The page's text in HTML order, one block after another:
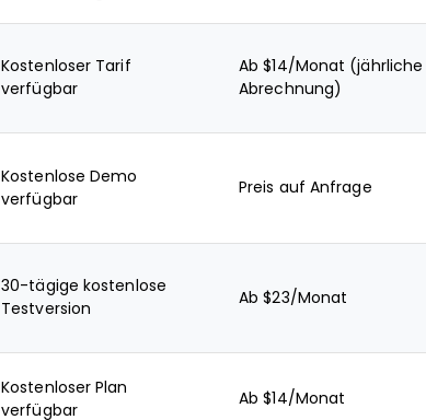
Kostenloser Tarif
verfügbar
Ab $14/Monat (jährliche
Abrechnung)
Kostenlose Demo
verfügbar
Preis auf Anfrage
30-tägige kostenlose
Testversion
Ab $23/Monat
Kostenloser Plan
verfügbar
Ab $14/Monat